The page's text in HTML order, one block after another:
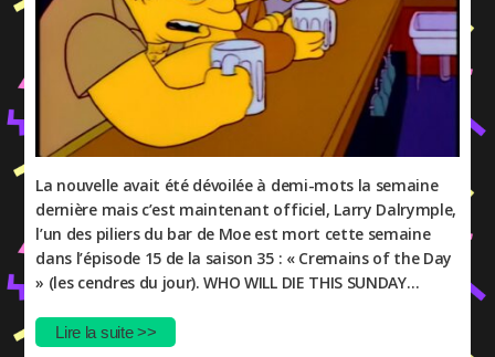
La nouvelle avait été dévoilée à demi-mots la semaine
dernière mais c’est maintenant officiel, Larry Dalrymple,
l’un des piliers du bar de Moe est mort cette semaine
dans l’épisode 15 de la saison 35 : « Cremains of the Day
» (les cendres du jour). WHO WILL DIE THIS SUNDAY…
Lire la suite >>